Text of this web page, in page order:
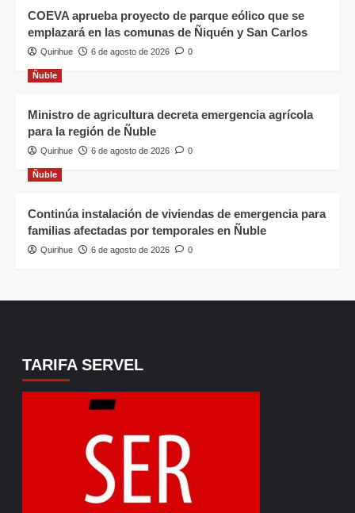
COEVA aprueba proyecto de parque eólico que se
emplazará en las comunas de Ñiquén y San Carlos
Quirihue 6 de agosto de 2026 0
Ñuble
Ministro de agricultura decreta emergencia agrícola
para la región de Ñuble
Quirihue 6 de agosto de 2026 0
Ñuble
Continúa instalación de viviendas de emergencia para
familias afectadas por temporales en Ñuble
Quirihue 6 de agosto de 2026 0
TARIFA SERVEL